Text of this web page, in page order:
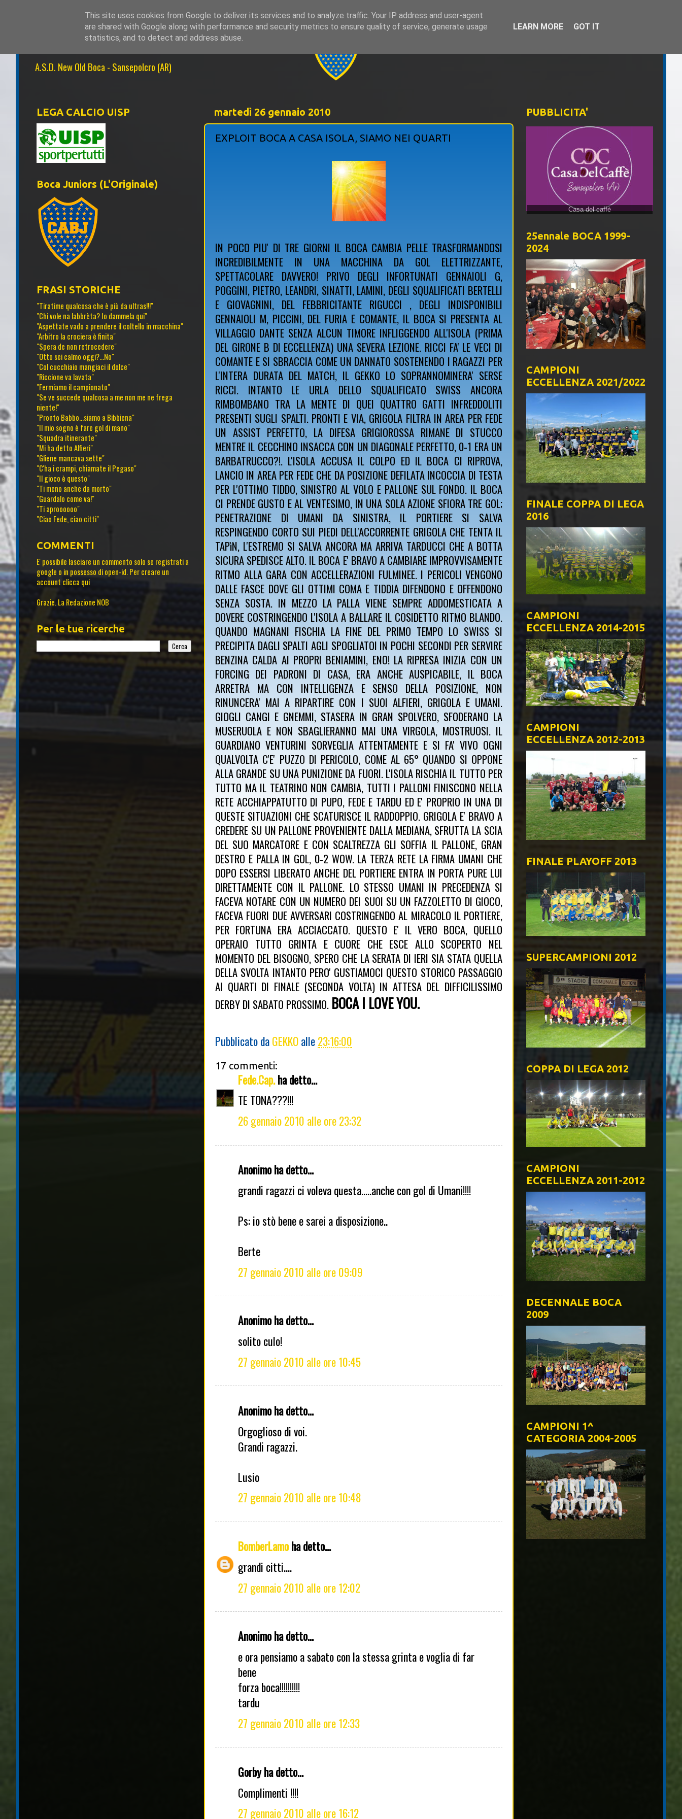
NEW OLD BOCA 1999
A.S.D. New Old Boca - Sansepolcro (AR)
martedì 26 gennaio 2010
EXPLOIT BOCA A CASA ISOLA, SIAMO NEI QUARTI
IN POCO PIU' DI TRE GIORNI IL BOCA CAMBIA PELLE TRASFORMANDOSI
INCREDIBILMENTE IN UNA MACCHINA DA GOL ELETTRIZZANTE,
SPETTACOLARE DAVVERO! PRIVO DEGLI INFORTUNATI GENNAIOLI G,
POGGINI, PIETRO, LEANDRI, SINATTI, LAMINI, DEGLI SQUALIFICATI BERTELLI
E GIOVAGNINI, DEL FEBBRICITANTE RIGUCCI , DEGLI INDISPONIBILI
GENNAIOLI M, PICCINI, DEL FURIA E COMANTE, IL BOCA SI PRESENTA AL
VILLAGGIO DANTE SENZA ALCUN TIMORE INFLIGGENDO ALL'ISOLA (PRIMA
DEL GIRONE B DI ECCELLENZA) UNA SEVERA LEZIONE. RICCI FA' LE VECI DI
COMANTE E SI SBRACCIA COME UN DANNATO SOSTENENDO I RAGAZZI PER
L'INTERA DURATA DEL MATCH, IL GEKKO LO SOPRANNOMINERA' SERSE
RICCI. INTANTO LE URLA DELLO SQUALIFICATO SWISS ANCORA
RIMBOMBANO TRA LA MENTE DI QUEI QUATTRO GATTI INFREDDOLITI
PRESENTI SUGLI SPALTI. PRONTI E VIA, GRIGOLA FILTRA IN AREA PER FEDE
UN ASSIST PERFETTO, LA DIFESA GRIGIOROSSA RIMANE DI STUCCO
MENTRE IL CECCHINO INSACCA CON UN DIAGONALE PERFETTO, 0-1 ERA UN
BARBATRUCCO?!. L'ISOLA ACCUSA IL COLPO ED IL BOCA CI RIPROVA,
LANCIO IN AREA PER FEDE CHE DA POSIZIONE DEFILATA INCOCCIA DI TESTA
PER L'OTTIMO TIDDO, SINISTRO AL VOLO E PALLONE SUL FONDO. IL BOCA
CI PRENDE GUSTO E AL VENTESIMO, IN UNA SOLA AZIONE SFIORA TRE GOL;
PENETRAZIONE DI UMANI DA SINISTRA, IL PORTIERE SI SALVA
RESPINGENDO CORTO SUI PIEDI DELL'ACCORRENTE GRIGOLA CHE TENTA IL
TAPìN, L'ESTREMO SI SALVA ANCORA MA ARRIVA TARDUCCI CHE A BOTTA
SICURA SPEDISCE ALTO. IL BOCA E' BRAVO A CAMBIARE IMPROVVISAMENTE
RITMO ALLA GARA CON ACCELLERAZIONI FULMINEE. I PERICOLI VENGONO
DALLE FASCE DOVE GLI OTTIMI COMA E TIDDIA DIFENDONO E OFFENDONO
SENZA SOSTA. IN MEZZO LA PALLA VIENE SEMPRE ADDOMESTICATA A
DOVERE COSTRINGENDO L'ISOLA A BALLARE IL COSIDETTO RITMO BLANDO.
QUANDO MAGNANI FISCHIA LA FINE DEL PRIMO TEMPO LO SWISS SI
PRECIPITA DAGLI SPALTI AGLI SPOGLIATOI IN POCHI SECONDI PER SERVIRE
BENZINA CALDA AI PROPRI BENIAMINI, ENO! LA RIPRESA INIZIA CON UN
FORCING DEI PADRONI DI CASA, ERA ANCHE AUSPICABILE, IL BOCA
ARRETRA MA CON INTELLIGENZA E SENSO DELLA POSIZIONE, NON
RINUNCERA' MAI A RIPARTIRE CON I SUOI ALFIERI, GRIGOLA E UMANI.
GIOGLI CANGI E GNEMMI, STASERA IN GRAN SPOLVERO, SFODERANO LA
MUSERUOLA E NON SBAGLIERANNO MAI UNA VIRGOLA, MOSTRUOSI. IL
GUARDIANO VENTURINI SORVEGLIA ATTENTAMENTE E SI FA' VIVO OGNI
QUALVOLTA C'E' PUZZO DI PERICOLO, COME AL 65° QUANDO SI OPPONE
ALLA GRANDE SU UNA PUNIZIONE DA FUORI. L'ISOLA RISCHIA IL TUTTO PER
TUTTO MA IL TEATRINO NON CAMBIA, TUTTI I PALLONI FINISCONO NELLA
RETE ACCHIAPPATUTTO DI PUPO, FEDE E TARDU ED E' PROPRIO IN UNA DI
QUESTE SITUAZIONI CHE SCATURISCE IL RADDOPPIO. GRIGOLA E' BRAVO A
CREDERE SU UN PALLONE PROVENIENTE DALLA MEDIANA, SFRUTTA LA SCIA
DEL SUO MARCATORE E CON SCALTREZZA GLI SOFFIA IL PALLONE, GRAN
DESTRO E PALLA IN GOL, 0-2 WOW. LA TERZA RETE LA FIRMA UMANI CHE
DOPO ESSERSI LIBERATO ANCHE DEL PORTIERE ENTRA IN PORTA PURE LUI
DIRETTAMENTE CON IL PALLONE. LO STESSO UMANI IN PRECEDENZA SI
FACEVA NOTARE CON UN NUMERO DEI SUOI SU UN FAZZOLETTO DI GIOCO,
FACEVA FUORI DUE AVVERSARI COSTRINGENDO AL MIRACOLO IL PORTIERE,
PER FORTUNA ERA ACCIACCATO. QUESTO E' IL VERO BOCA, QUELLO
OPERAIO TUTTO GRINTA E CUORE CHE ESCE ALLO SCOPERTO NEL
MOMENTO DEL BISOGNO, SPERO CHE LA SERATA DI IERI SIA STATA QUELLA
DELLA SVOLTA INTANTO PERO' GUSTIAMOCI QUESTO STORICO PASSAGGIO
AI QUARTI DI FINALE (SECONDA VOLTA) IN ATTESA DEL DIFFICILISSIMO
DERBY DI SABATO PROSSIMO. BOCA I LOVE YOU.
Pubblicato daGEKKOalle23:16:00
17 commenti:
Fede.Cap.ha detto...
TE TONA???!!!
26 gennaio 2010 alle ore 23:32
Anonimo ha detto...
grandi ragazzi ci voleva questa.....anche con gol di Umani!!!!
Ps: io stò bene e sarei a disposizione..
Berte
27 gennaio 2010 alle ore 09:09
Anonimo ha detto...
solito culo!
27 gennaio 2010 alle ore 10:45
Anonimo ha detto...
Orgoglioso di voi.
Grandi ragazzi.
Lusio
27 gennaio 2010 alle ore 10:48
BomberLamoha detto...
grandi citti....
27 gennaio 2010 alle ore 12:02
Anonimo ha detto...
e ora pensiamo a sabato con la stessa grinta e voglia di far
bene
forza boca!!!!!!!!!!
tardu
27 gennaio 2010 alle ore 12:33
Gorby ha detto...
Complimenti !!!!
27 gennaio 2010 alle ore 16:12
LEGA CALCIO UISP
Boca Juniors (L'Originale)
FRASI STORICHE
"Tiratime qualcosa che è più da ultras!!!"
"Chi vole na labbrèta? Io dammela qui"
"Aspettate vado a prendere il coltello in macchina"
"Arbitro la crociera è finita"
"Spera de non retrocedere"
"Otto sei calmo oggi?...No"
"Col cucchiaio mangiaci il dolce"
"Riccione va lavata"
"Fermiamo il campionato"
"Se ve succede qualcosa a me non me ne frega
niente!"
"Pronto Babbo...siamo a Bibbiena"
"Il mio sogno è fare gol di mano"
"Squadra itinerante"
"Mi ha detto Alfieri"
"Gliene mancava sette"
"C'ha i crampi, chiamate il Pegaso"
"Il gioco è questo"
"Ti meno anche da morto"
"Guardalo come va!"
"Ti aproooooo"
"Ciao Fede, ciao citti"
COMMENTI
E' possibile lasciare un commento solo se registrati a
google o in possesso di open-id. Per creare un
account clicca qui
Grazie. La Redazione NOB
Per le tue ricerche
PUBBLICITA'
25ennale BOCA 1999-
2024
CAMPIONI
ECCELLENZA 2021/2022
FINALE COPPA DI LEGA
2016
CAMPIONI
ECCELLENZA 2014-2015
CAMPIONI
ECCELLENZA 2012-2013
FINALE PLAYOFF 2013
SUPERCAMPIONI 2012
COPPA DI LEGA 2012
CAMPIONI
ECCELLENZA 2011-2012
DECENNALE BOCA
2009
CAMPIONI 1^
CATEGORIA 2004-2005
This site uses cookies from Google to deliver its services and to analyze traffic. Your IP address and user-agent
are shared with Google along with performance and security metrics to ensure quality of service, generate usage
statistics, and to detect and address abuse.
LEARN MORE GOT IT